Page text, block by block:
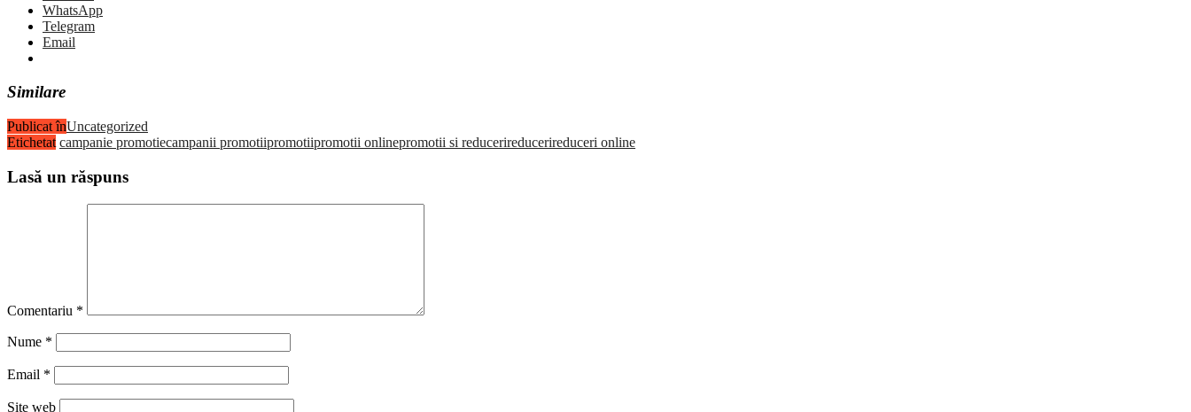
WhatsApp
Telegram
Email
Similare
Publicat înUncategorized
Etichetat campanie promotiecampanii promotiipromotiipromotii onlinepromotii si reducerireducerireduceri online
Lasă un răspuns
Comentariu *
Nume *
Email *
Site web